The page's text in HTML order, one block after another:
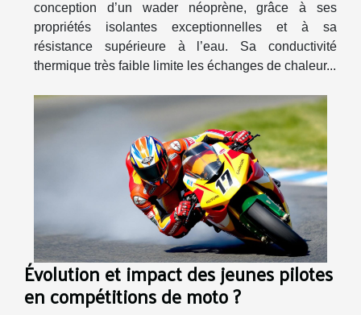
conception d’un wader néoprène, grâce à ses
propriétés isolantes exceptionnelles et à sa
résistance supérieure à l’eau. Sa conductivité
thermique très faible limite les échanges de chaleur...
Évolution et impact des jeunes pilotes
en compétitions de moto ?